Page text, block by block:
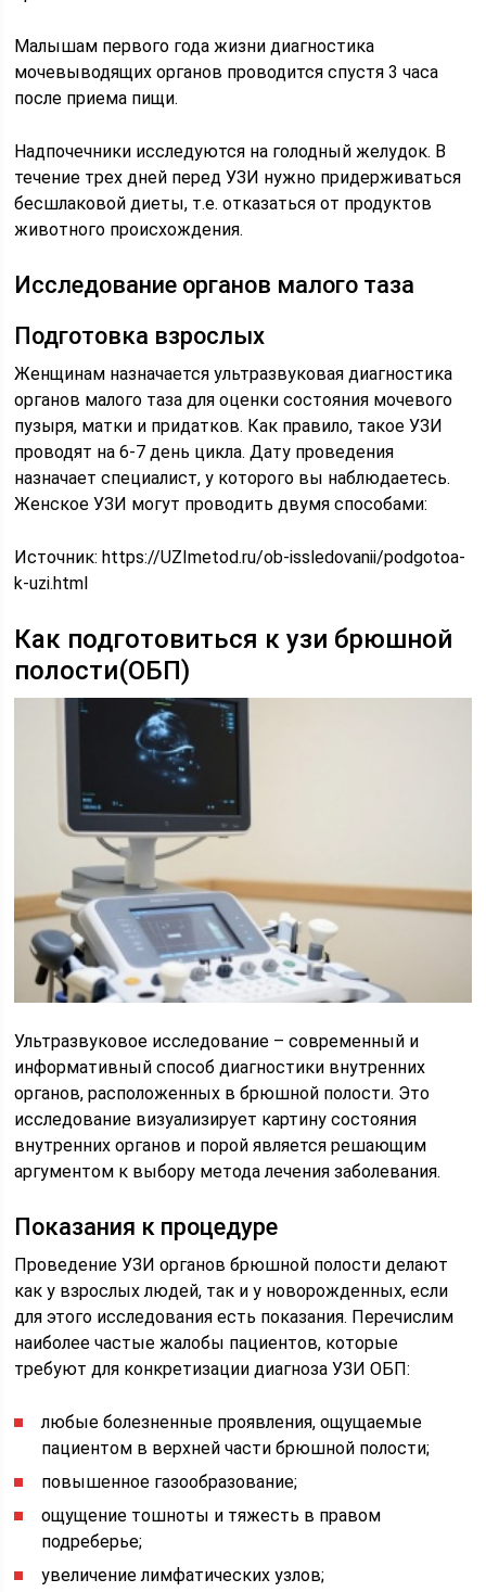
Малышам первого года жизни диагностика
мочевыводящих органов проводится спустя 3 часа
после приема пищи.
Надпочечники исследуются на голодный желудок. В
течение трех дней перед УЗИ нужно придерживаться
бесшлаковой диеты, т.е. отказаться от продуктов
животного происхождения.
Исследование органов малого таза
Подготовка взрослых
Женщинам назначается ультразвуковая диагностика
органов малого таза для оценки состояния мочевого
пузыря, матки и придатков. Как правило, такое УЗИ
проводят на 6-7 день цикла. Дату проведения
назначает специалист, у которого вы наблюдаетесь.
Женское УЗИ могут проводить двумя способами:
Источник:https://UZImetod.ru/ob-issledovanii/podgotoa-
k-uzi.html
Как подготовиться к узи брюшной
полости(ОБП)
Ультразвуковое исследование – современный и
информативный способ диагностики внутренних
органов, расположенных в брюшной полости. Это
исследование визуализирует картину состояния
внутренних органов и порой является решающим
аргументом к выбору метода лечения заболевания.
Показания к процедуре
Проведение УЗИ органов брюшной полости делают
как у взрослых людей, так и у новорожденных, если
для этого исследования есть показания. Перечислим
наиболее частые жалобы пациентов, которые
требуют для конкретизации диагноза УЗИ ОБП:
любые болезненные проявления, ощущаемые
пациентом в верхней части брюшной полости;
повышенное газообразование;
ощущение тошноты и тяжесть в правом
подреберье;
увеличение лимфатических узлов;